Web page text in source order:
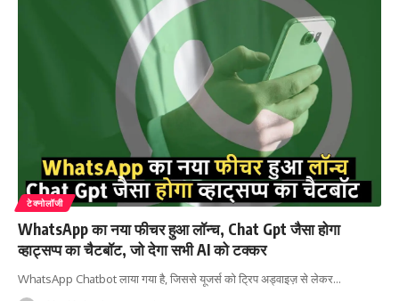
टेक्नोलॉजी
WhatsApp का नया फीचर हुआ लॉन्च, Chat Gpt जैसा होगा
व्हाट्सप्प का चैटबॉट, जो देगा सभी AI को टक्कर
WhatsApp Chatbot लाया गया है, जिससे यूजर्स को ट्रिप अड्वाइज़ से लेकर…